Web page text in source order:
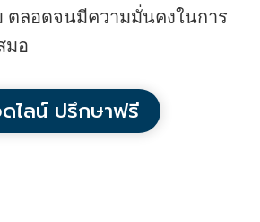
ตลอดจนมีความมั่นคงในการ
มอ
ไลน์ ปรึกษาฟรี